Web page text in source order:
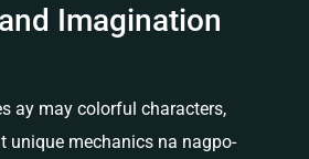
Imagination
ay may colorful characters,
unique mechanics na nagpo-